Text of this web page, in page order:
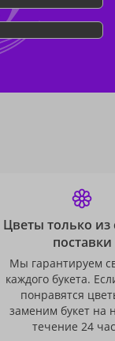
Цветы только из
поставки
Мы гарантируем
каждого букета.
понравятся
заменим букет на
течение 24